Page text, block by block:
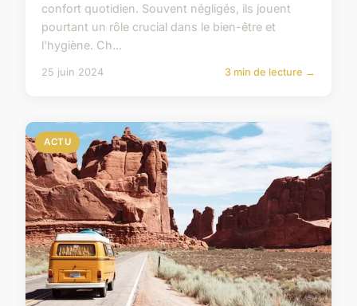
confort quotidien. Souvent négligés, ils jouent
pourtant un rôle crucial dans le bien-être et
l'hygiène. Ch...
25 juin 2024 3 min de lecture →
ACTU